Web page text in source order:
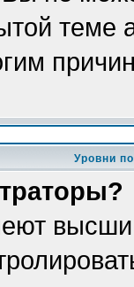
теме
Уровни